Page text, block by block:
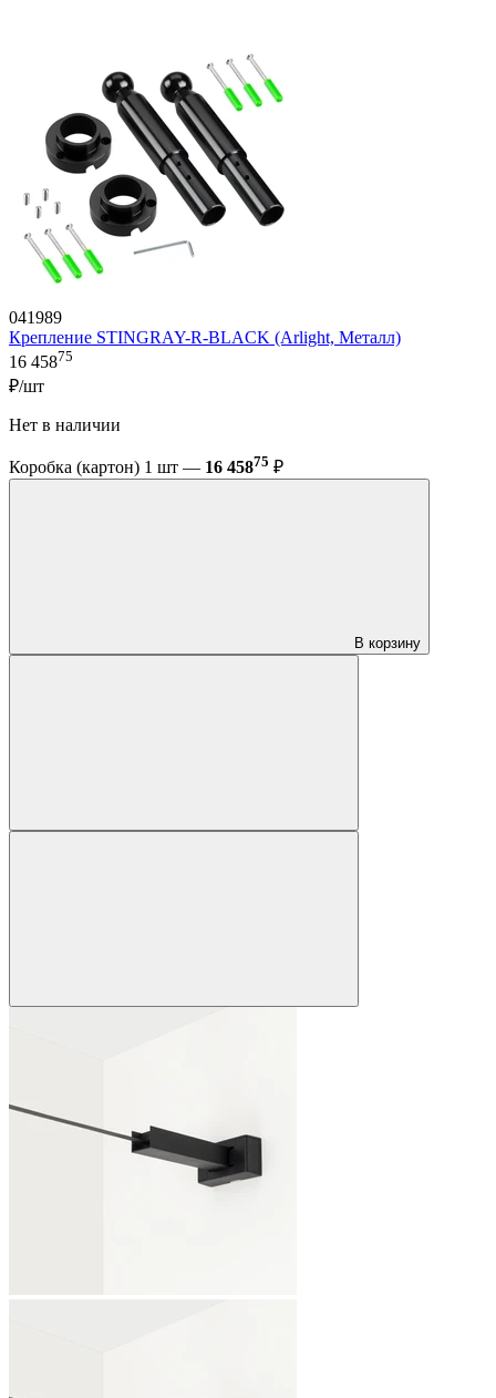
041989
Крепление STINGRAY-R-BLACK (Arlight, Металл)
16 45875
₽/шт
Нет в наличии
Коробка (картон) 1 шт — 16 45875 ₽
В корзину